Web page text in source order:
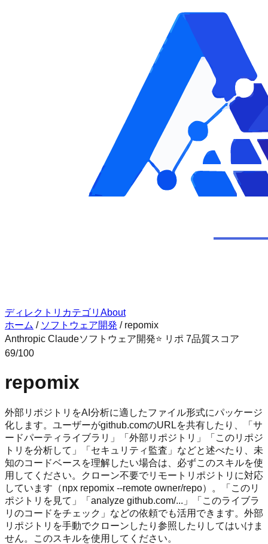
ディレクトリ カテゴリ About
ホーム / ソフトウェア開発 / repomix
Anthropic Claudeソフトウェア開発⭐ リポ 7品質スコア
69/100
repomix
外部リポジトリをAI分析に適したファイル形式にパッケージ
化します。ユーザーがgithub.comのURLを共有したり、「サ
ードパーティライブラリ」「外部リポジトリ」「このリポジ
トリを分析して」「セキュリティ監査」などと述べたり、未
知のコードベースを理解したい場合は、必ずこのスキルを使
用してください。クローン不要でリモートリポジトリに対応
しています（npx repomix --remote owner/repo）。「このリ
ポジトリを見て」「analyze github.com/...」「このライブラ
リのコードをチェック」などの依頼でも活用できます。外部
リポジトリを手動でクローンしたり参照したりしてはいけま
せん。このスキルを使用してください。